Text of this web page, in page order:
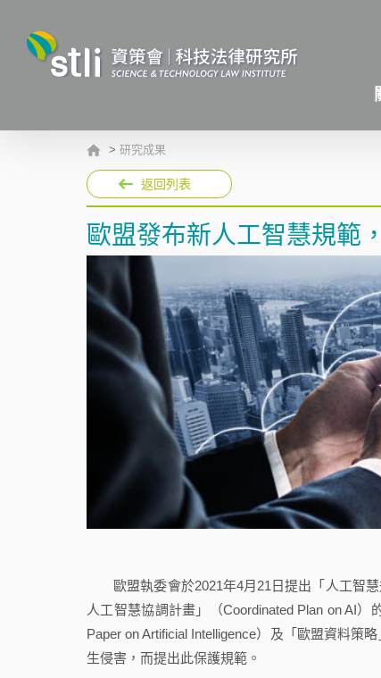
> 研究成果
返回列表
歐盟發布新人工智慧規範
歐盟執委會於2021年4月21日提出「人工智慧
人工智慧協調計畫」（Coordinated Plan on AI
Paper on Artificial Intelligence）及「歐盟資料策
生侵害，而提出此保護規範。